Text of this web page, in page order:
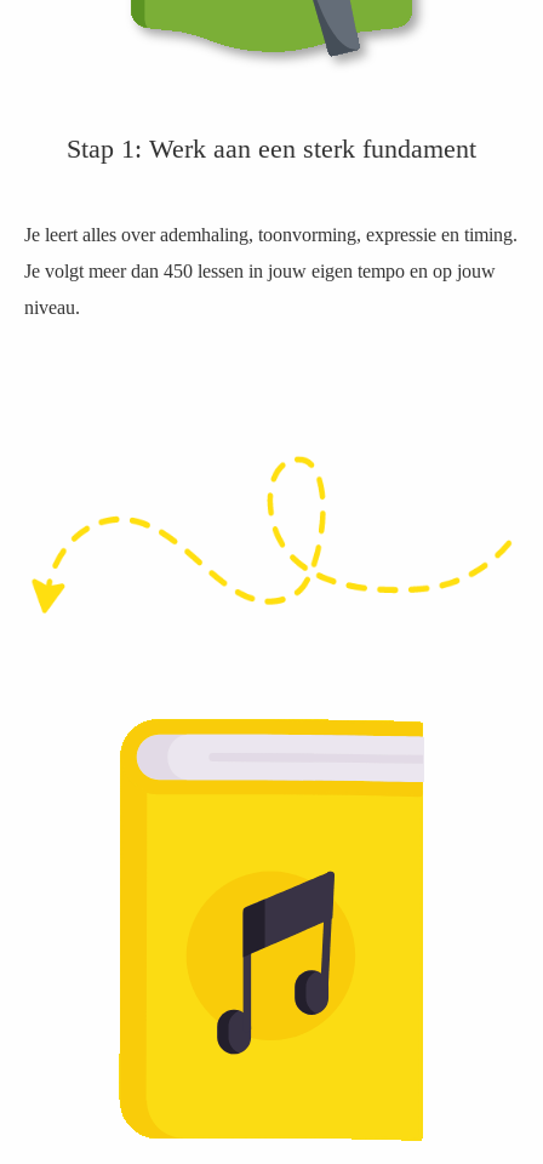
Stap 1: Werk aan een sterk fundament
Je leert alles over ademhaling, toonvorming, expressie en timing.
Je volgt meer dan 450 lessen in jouw eigen tempo en op jouw
niveau.